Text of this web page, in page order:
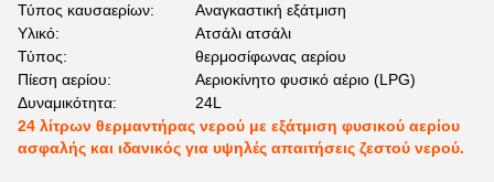
Τύπος καυσαερίων:
Αναγκαστική εξάτμιση
Υλικό:
Ατσάλι ατσάλι
Τύπος:
θερμοσίφωνας αερίου
Πίεση αερίου:
Αεριοκίνητο φυσικό αέριο (LPG)
Δυναμικότητα:
24L
24 λίτρων θερμαντήρας νερού με εξάτμιση φυσικού αερίου
ασφαλής και ιδανικός για υψηλές απαιτήσεις ζεστού νερού.